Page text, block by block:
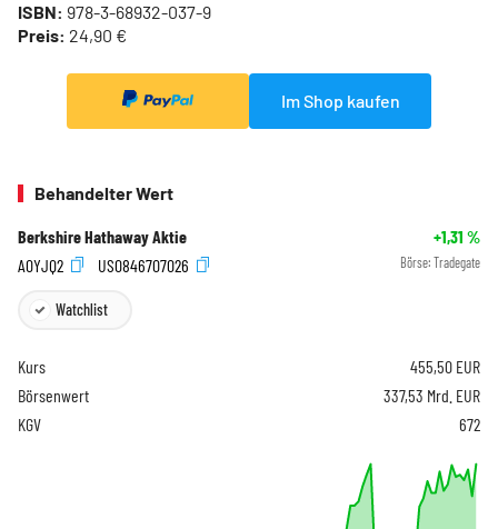
ISBN: 978-3-68932-037-9
Preis: 24,90 €
Im Shop kaufen
Behandelter Wert
Berkshire Hathaway Aktie +1,31 %
A0YJQ2
US0846707026 Börse: Tradegate
Watchlist
Kurs 455,50 EUR
Börsenwert
337,53 Mrd. EUR
KGV
672